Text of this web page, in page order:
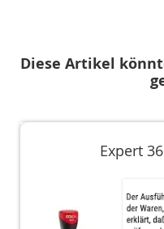
Diese Artikel
Expert